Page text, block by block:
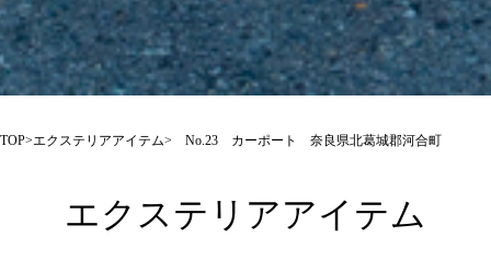
TOP>エクステリアアイテム> No.23 カーポート 奈良県北葛城郡河合町
エクステリアアイテム